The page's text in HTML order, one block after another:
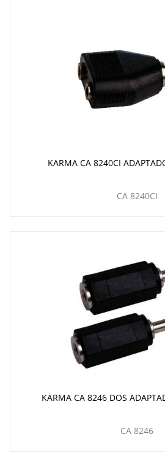
KARMA CA 8240CI
CA 8240CI
KARMA CA 8246 DOS
CA 8246